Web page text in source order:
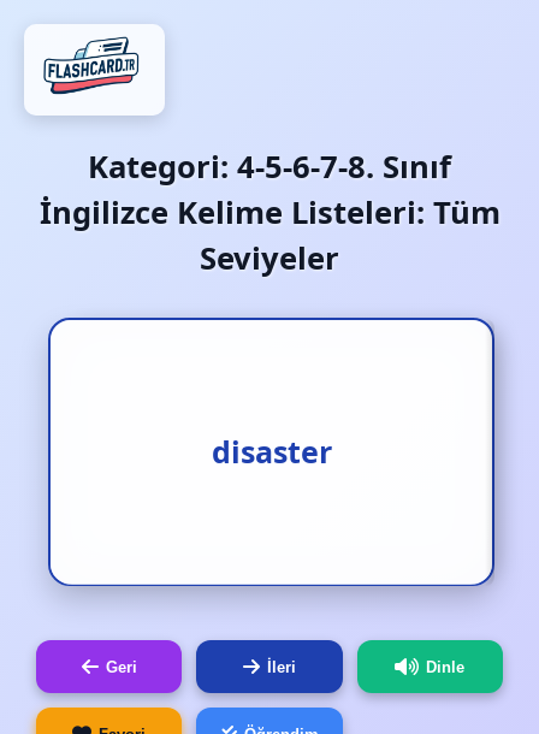
Kategori: 4-5-6-7-8. Sınıf
İngilizce Kelime Listeleri: Tüm
Seviyeler
disaster
felaket‚ afet
Geri İleri Dinle